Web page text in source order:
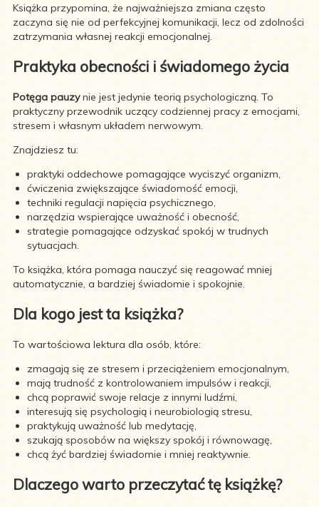
Książka przypomina, że najważniejsza zmiana często
zaczyna się nie od perfekcyjnej komunikacji, lecz od zdolności
zatrzymania własnej reakcji emocjonalnej.
Praktyka obecności i świadomego życia
Potęga pauzynie jest jedynie teorią psychologiczną. To
praktyczny przewodnik uczący codziennej pracy z emocjami,
stresem i własnym układem nerwowym.
Znajdziesz tu:
praktyki oddechowe pomagające wyciszyć organizm,
ćwiczenia zwiększające świadomość emocji,
techniki regulacji napięcia psychicznego,
narzędzia wspierające uważność i obecność,
strategie pomagające odzyskać spokój w trudnych
sytuacjach.
To książka, która pomaga nauczyć się reagować mniej
automatycznie, a bardziej świadomie i spokojnie.
Dla kogo jest ta książka?
To wartościowa lektura dla osób, które:
zmagają się ze stresem i przeciążeniem emocjonalnym,
mają trudność z kontrolowaniem impulsów i reakcji,
chcą poprawić swoje relacje z innymi ludźmi,
interesują się psychologią i neurobiologią stresu,
praktykują uważność lub medytację,
szukają sposobów na większy spokój i równowagę,
chcą żyć bardziej świadomie i mniej reaktywnie.
Dlaczego warto przeczytać tę książkę?